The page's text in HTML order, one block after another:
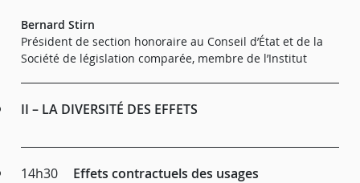
Bernard Stirn
Président de section honoraire au Conseil d’État et de la
Société de législation comparée, membre de l’Institut
II – LA DIVERSITÉ DES EFFETS
14h30 Effets contractuels des usages